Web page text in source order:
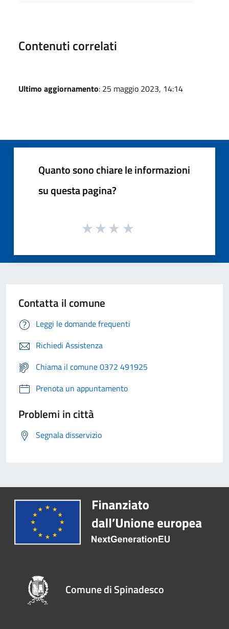
Contenuti correlati
Ultimo aggiornamento: 25 maggio 2023, 14:14
Quanto sono chiare le informazioni
su questa pagina?
Contatta il comune
Leggi le domande frequenti
Richiedi Assistenza
Chiama il comune 0372 491925
Prenota un appuntamento
Problemi in città
Segnala disservizio
Comune di Spinadesco